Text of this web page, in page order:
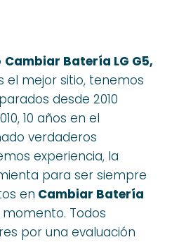
Cambiar Batería LG G5,
el mejor sitio, tenemos
desde 2010
10 años en el
verdaderos
experiencia, la
para ser siempre
en Cambiar Batería
Todos
por una evaluación